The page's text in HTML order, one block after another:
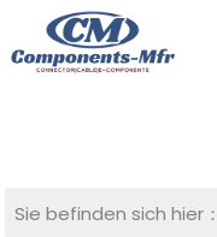
Sie befinden sich hier：